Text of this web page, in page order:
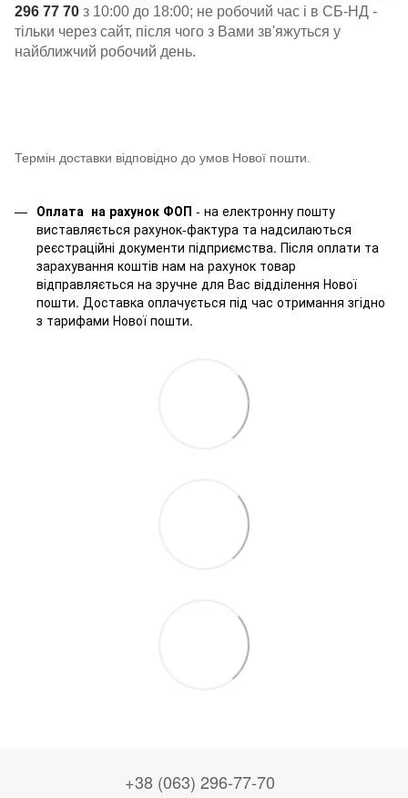
296 77 70 з 10:00 до 18:00; не робочий час і в СБ-НД -
тільки через сайт, після чого з Вами зв'яжуться у
найближчий робочий день.
Термін доставки відповідно до умов Нової пошти.
Оплата на рахунок ФОП - на електронну пошту
виставляється рахунок-фактура та надсилаються
реєстраційні документи підприємства. Після оплати та
зарахування коштів нам на рахунок товар
відправляється на зручне для Вас відділення Нової
пошти. Доставка оплачується під час отримання згідно
з тарифами Нової пошти.
+38 (063) 296-77-70